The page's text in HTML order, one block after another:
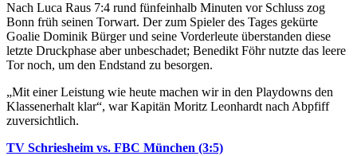
Nach Luca Raus 7:4 rund fünfeinhalb Minuten vor Schluss zog
Bonn früh seinen Torwart. Der zum Spieler des Tages gekürte
Goalie Dominik Bürger und seine Vorderleute überstanden diese
letzte Druckphase aber unbeschadet; Benedikt Föhr nutzte das leere
Tor noch, um den Endstand zu besorgen.
„Mit einer Leistung wie heute machen wir in den Playdowns den
Klassenerhalt klar“, war Kapitän Moritz Leonhardt nach Abpfiff
zuversichtlich.
TV Schriesheim vs. FBC München (3:5)